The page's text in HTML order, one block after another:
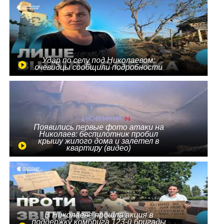
Удар по селу под Николаевом:
очевидцы сообщили подробности
Появились первые фото атаки на
Николаев: беспилотник пробил
крышу жилого дома и залетел в
квартиру (видео)
В Николаеве прошла акция в
поддержку комбрига 123-й бригады